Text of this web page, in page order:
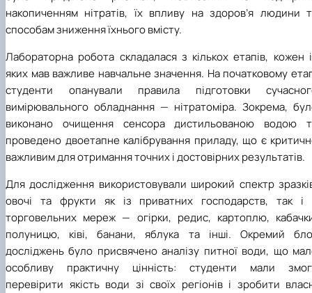
накопиченням нітратів, їх впливу на здоров’я людини
способам зниження їхнього вмісту.
Лабораторна робота складалася з кількох етапів, кожен
яких мав важливе навчальне значення. На початковому
студенти опанували правила підготовки
вимірювального обладнання — нітратоміра. Зокрема,
виконано очищення сенсора дистильованою водою
проведено двоетапне калібрування приладу, що є
важливим для отримання точних і достовірних результатів.
Для дослідження використовували широкий спектр
овочі та фрукти як із приватних господарств, так і
торговельних мереж — огірки, редис, картоплю,
полуницю, ківі, банани, яблука та інші. Окремий
досліджень було присвячено аналізу питної води, що
особливу практичну цінність: студенти мали
перевірити якість води зі своїх регіонів і зробити